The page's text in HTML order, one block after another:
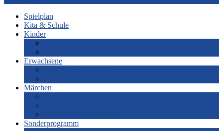
Spielplan
Kita & Schule
Kinder
Erwachsene
Märchen
Sonderprogramm